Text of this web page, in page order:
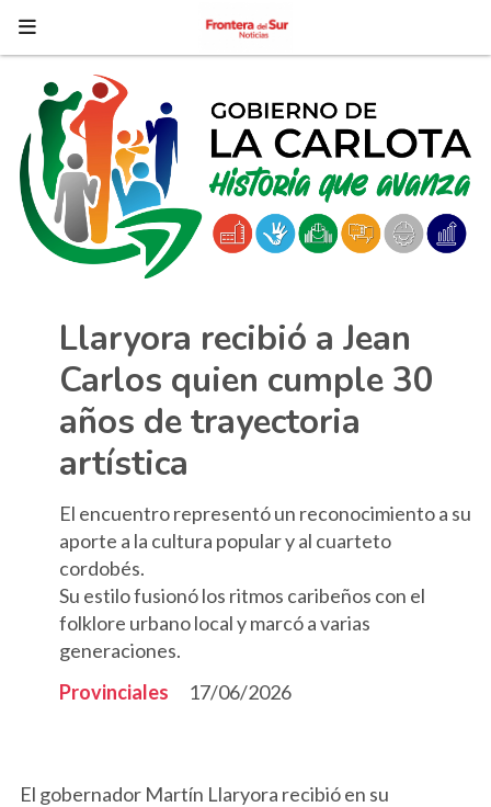
Llaryora recibió a Jean
Carlos quien cumple 30
años de trayectoria
artística
El encuentro representó un reconocimiento a su
aporte a la cultura popular y al cuarteto
cordobés.
Su estilo fusionó los ritmos caribeños con el
folklore urbano local y marcó a varias
generaciones.
Provinciales
17/06/2026
El gobernador Martín Llaryora recibió en su